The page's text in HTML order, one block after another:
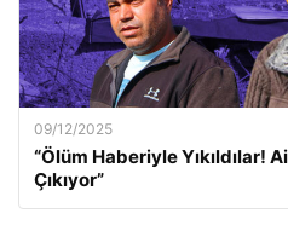
09/12/2025
“Ölüm Haberiyle Yıkıldılar!
Çıkıyor”